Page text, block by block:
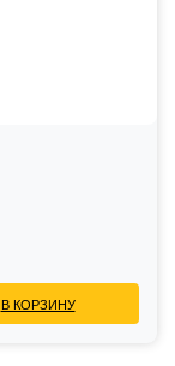
В КОРЗИНУ